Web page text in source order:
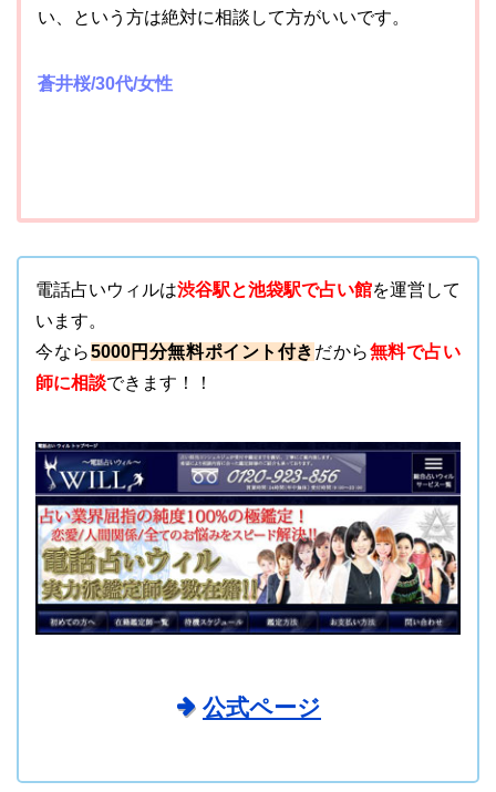
い、という方は絶対に相談して方がいいです。
蒼井桜/30代/女性
電話占いウィルは渋谷駅と池袋駅で占い館を運営して
います。
今なら5000円分無料ポイント付き だから無料で占い
師に相談できます！！
公式ページ